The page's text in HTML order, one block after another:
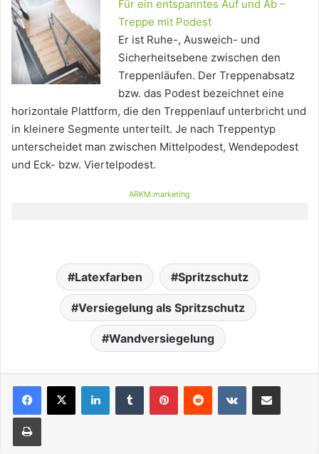
Für ein entspanntes Auf und Ab –
Treppe mit Podest
Er ist Ruhe-, Ausweich- und
Sicherheitsebene zwischen den
Treppenläufen. Der Treppenabsatz
bzw. das Podest bezeichnet eine
horizontale Plattform, die den Treppenlauf unterbricht und
in kleinere Segmente unterteilt. Je nach Treppentyp
unterscheidet man zwischen Mittelpodest, Wendepodest
und Eck- bzw. Viertelpodest.
ARKM.marketing
Latexfarben Spritzschutz
Versiegelung als Spritzschutz
Wandversiegelung